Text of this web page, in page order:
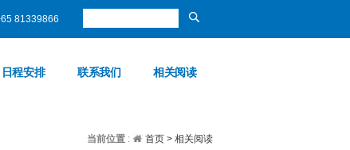
81339866
日程安排 联系我们 相关阅读
当前位置 : 首页 > 相关阅读